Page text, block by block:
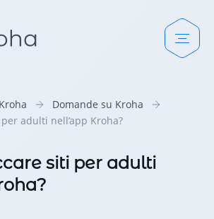
Domande su Kroha
adulti nell’app Kroha?
siti per adulti